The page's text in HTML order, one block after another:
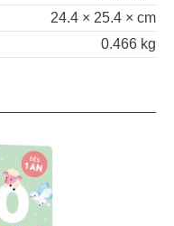
24.4 × 25.4 × cm
0.466 kg